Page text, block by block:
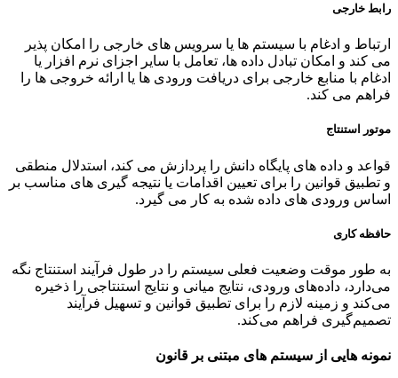
رابط خارجی
ارتباط و ادغام با سیستم ها یا سرویس های خارجی را امکان پذیر
می کند و امکان تبادل داده ها، تعامل با سایر اجزای نرم افزار یا
ادغام با منابع خارجی برای دریافت ورودی ها یا ارائه خروجی ها را
فراهم می کند.
موتور استنتاج
قواعد و داده های پایگاه دانش را پردازش می کند، استدلال منطقی
و تطبیق قوانین را برای تعیین اقدامات یا نتیجه گیری های مناسب بر
اساس ورودی های داده شده به کار می گیرد.
حافظه کاری
به طور موقت وضعیت فعلی سیستم را در طول فرآیند استنتاج نگه
می‌دارد، داده‌های ورودی، نتایج میانی و نتایج استنتاجی را ذخیره
می‌کند و زمینه لازم را برای تطبیق قوانین و تسهیل فرآیند
تصمیم‌گیری فراهم می‌کند.
نمونه هایی از سیستم های مبتنی بر قانون